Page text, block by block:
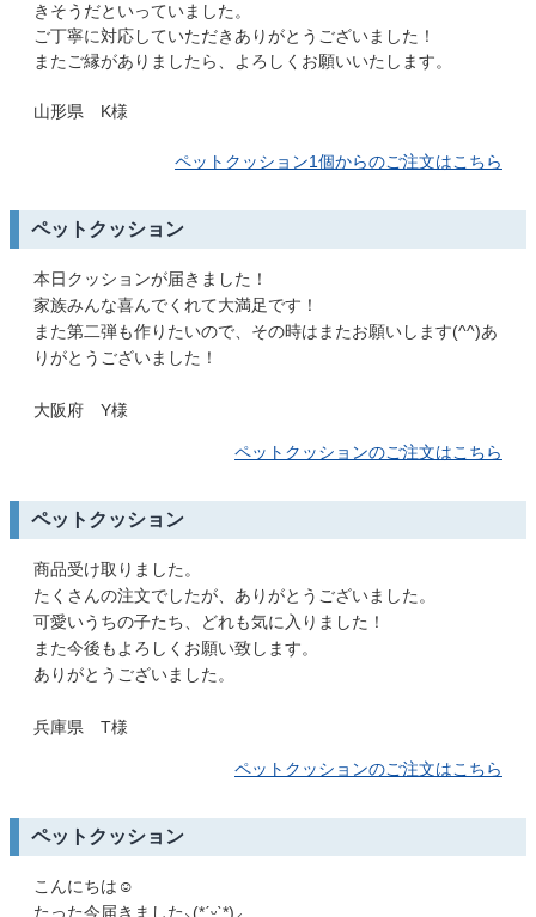
きそうだといっていました。
ご丁寧に対応していただきありがとうございました！
またご縁がありましたら、よろしくお願いいたします。
山形県 K様
ペットクッション1個からのご注文はこちら
ペットクッション
本日クッションが届きました！
家族みんな喜んでくれて大満足です！
また第二弾も作りたいので、その時はまたお願いします(^^)あ
りがとうございました！
大阪府 Y様
ペットクッションのご注文はこちら
ペットクッション
商品受け取りました。
たくさんの注文でしたが、ありがとうございました。
可愛いうちの子たち、どれも気に入りました！
また今後もよろしくお願い致します。
ありがとうございました。
兵庫県 T様
ペットクッションのご注文はこちら
ペットクッション
こんにちは☺️
たった今届きました⸜(*ˊᵕˋ*)⸝